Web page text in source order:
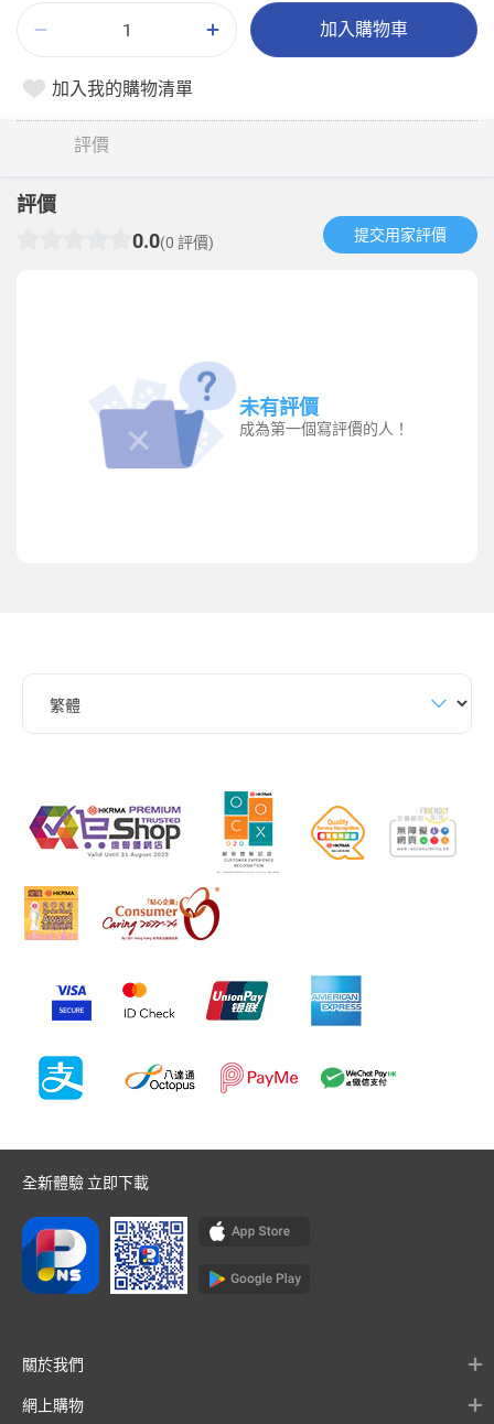
加入購物車
加入我的購物清單
評價
評價
0.0(0 評價) 提交用家評價​
未有評價
成為第一個寫評價的人！
全新體驗 立即下載
關於我們
網上購物